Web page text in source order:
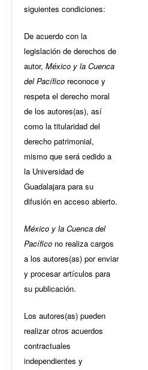
siguientes condiciones:
De acuerdo con la
legislación de derechos de
autor, México y la Cuenca
del Pacífico reconoce y
respeta el derecho moral
de los autores(as), así
como la titularidad del
derecho patrimonial,
mismo que será cedido a
la Universidad de
Guadalajara para su
difusión en acceso abierto.
México y la Cuenca del
Pacífico no realiza cargos
a los autores(as) por enviar
y procesar artículos para
su publicación.
Los autores(as) pueden
realizar otros acuerdos
contractuales
independientes y